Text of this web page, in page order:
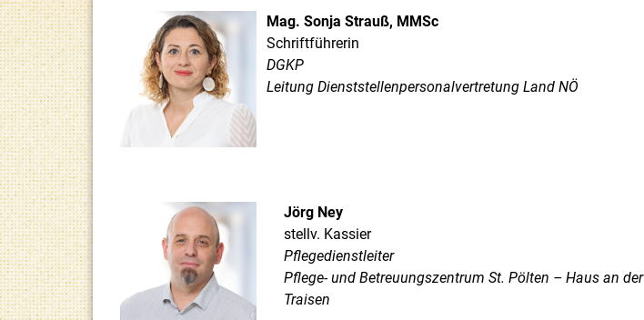
Mag. Sonja Strauß, MMSc
Schriftführerin
DGKP
Leitung Dienststellenpersonalvertretung Land NÖ
Jörg Ney
stellv. Kassier
Pflegedienstleiter
Pflege- und Betreuungszentrum St. Pölten – Haus an der
Traisen